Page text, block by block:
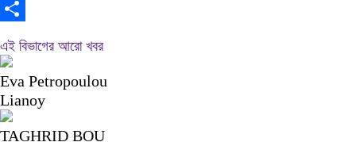
Copy
এই বিভাগের আরো খবর
Eva Petropoulou
Lianoy
TAGHRID BOU